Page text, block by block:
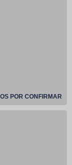
POR CONFIRMAR